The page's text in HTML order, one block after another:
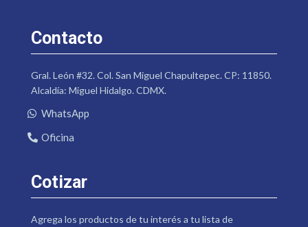
Contacto
Gral. León #32. Col. San Miguel Chapultepec. CP: 11850.
Alcaldía: Miguel Hidalgo. CDMX.
WhatsApp
Oficina
Cotizar
Agrega los productos de tu interés a tu lista de